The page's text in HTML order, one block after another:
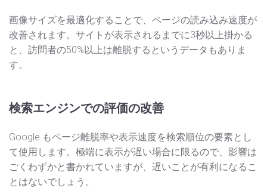
画像サイズを最適化することで、ページの読み込み速度が
改善されます。サイトが表示されるまでに3秒以上掛かる
と、訪問者の50%以上は離脱するというデータもありま
す。
検索エンジンでの評価の改善
Google もページ離脱率や表示速度を検索順位の要素とし
て使用します。極端に表示が遅い場合に限るので、影響は
ごくわずかと書かれていますが、遅いことが有利になるこ
とはないでしょう。